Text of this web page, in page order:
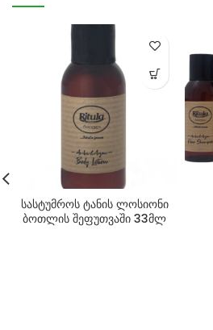
სასტუმროს ტანის ლოსიონი
ბოთლის შეფუთვაში 33მლ